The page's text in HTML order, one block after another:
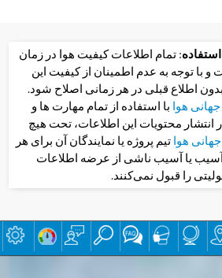
: تمام اطلاعات کیفیت هوا در زمان
و با توجه به عدم اطمینان از کیفیت این
اطلاع قبلی در هر زمانی اصلاح شود.
هوا با استفاده از تمام مهارت ها و
محتویات این اطلاعات، تحت هیچ
هواتیم پروژه یا نمایندگان آن برای هر
یا آسیب ناشی از عرضه اطلاعات
را قبول نمی‌کنند.